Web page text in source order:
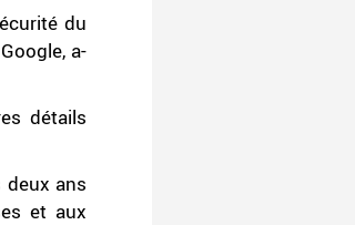
du
a-
détails
deux ans
et aux